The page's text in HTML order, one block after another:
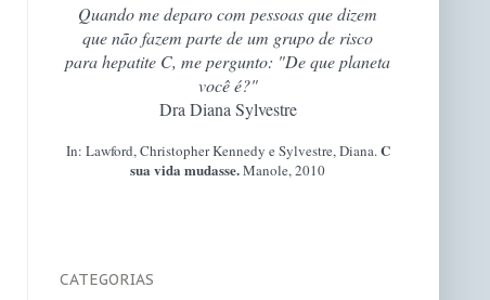
Quando me deparo com pessoas que dizem
que não fazem parte de um grupo de risco
para hepatite C, me pergunto: "De que planeta
você é?"
Dra Diana Sylvestre
In: Lawford, Christopher Kennedy e Sylvestre, Diana.C
sua vida mudasse.Manole, 2010
CATEGORIAS